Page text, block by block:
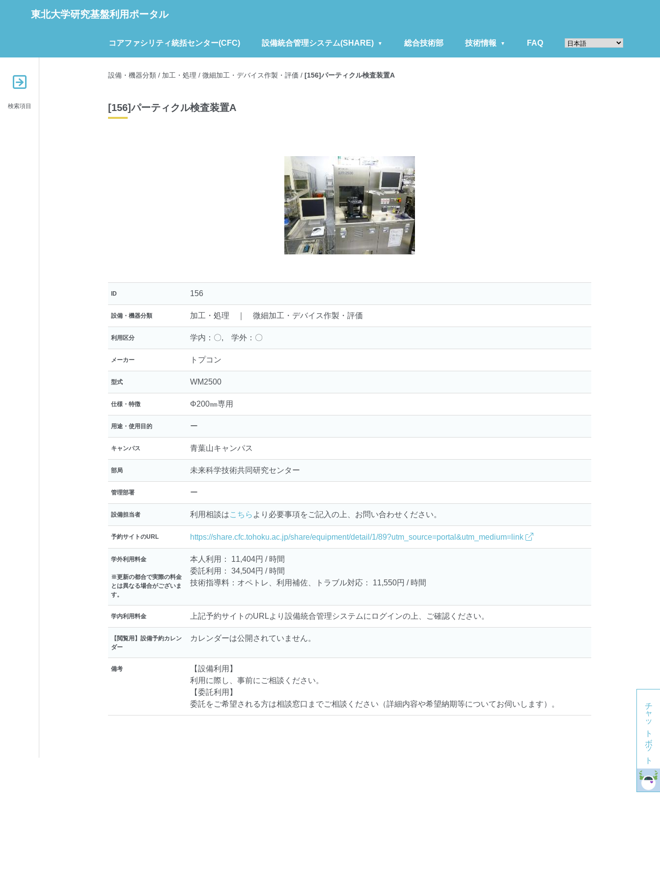
東北大学研究基盤利用ポータル
コアファシリティ統括センター(CFC) 設備統合管理システム(SHARE) 総合技術部 技術情報 FAQ
検索項目
設備・機器分類 / 加工・処理 / 微細加工・デバイス作製・評価 / [156]パーティクル検査装置A
[156]パーティクル検査装置A
ID 156
設備・機器分類 加工・処理 ｜ 微細加工・デバイス作製・評価
利用区分 学内：〇, 学外：〇
メーカー トプコン
型式 WM2500
仕様・特徴 Φ200㎜専用
用途・使用目的 ー
キャンパス 青葉山キャンパス
部局 未来科学技術共同研究センター
管理部署 ー
設備担当者 利用相談はこちら より必要事項をご記入の上、お問い合わせください。
予約サイトのURL https://share.cfc.tohoku.ac.jp/share/equipment/detail/1/89?utm_source=portal&utm_medium=link
学外利用料金
※更新の都合で実際の料金
とは異なる場合がございま
す。
本人利用： 11,404円 / 時間
委託利用： 34,504円 / 時間
技術指導料：オペトレ、利用補佐、トラブル対応： 11,550円 / 時間
学内利用料金 上記予約サイトのURLより設備統合管理システムにログインの上、ご確認ください。
【閲覧用】設備予約カレン
ダー
カレンダーは公開されていません。
備考
【設備利用】
利用に際し、事前にご相談ください。
【委託利用】
委託をご希望される方は相談窓口までご相談ください（詳細内容や希望納期等についてお伺いします）。
チャットボット